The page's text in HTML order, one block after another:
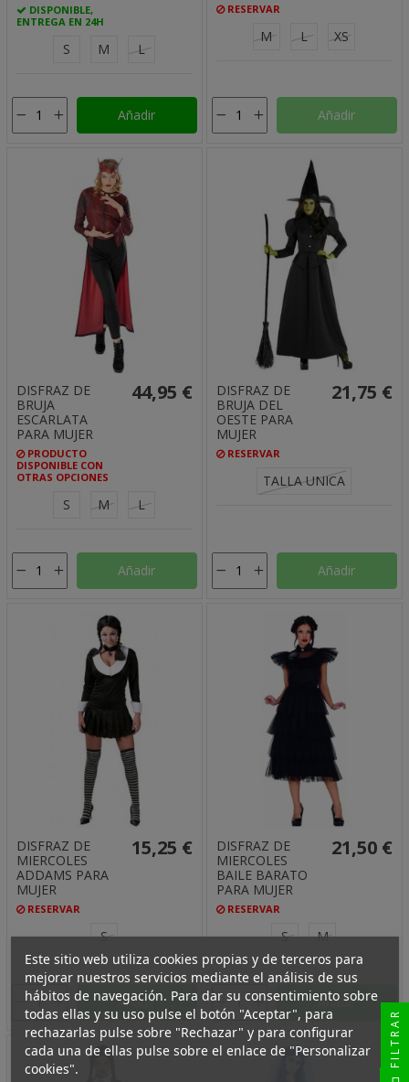
DISPONIBLE,
ENTREGA EN 24H
S M L
Añadir
RESERVAR
M L XS
Añadir
DISFRAZ DE
BRUJA
ESCARLATA
PARA MUJER
PRODUCTO
DISPONIBLE CON
OTRAS OPCIONES
44,95 €
S M L
Añadir
DISFRAZ DE
BRUJA DEL
OESTE PARA
MUJER
RESERVAR
21,75 €
TALLA UNICA
Añadir
DISFRAZ DE
MIERCOLES
ADDAMS PARA
MUJER
RESERVAR
15,25 €
S
Añadir
DISFRAZ DE
MIERCOLES
BAILE BARATO
PARA MUJER
RESERVAR
21,50 €
S M
Añadir
Este sitio web utiliza cookies propias y de terceros para
mejorar nuestros servicios mediante el análisis de sus
hábitos de navegación. Para dar su consentimiento sobre
todas ellas y su uso pulse el botón "Aceptar", para
rechazarlas pulse sobre "Rechazar" y para configurar
cada una de ellas pulse sobre el enlace de "Personalizar
cookies".
FILTRAR